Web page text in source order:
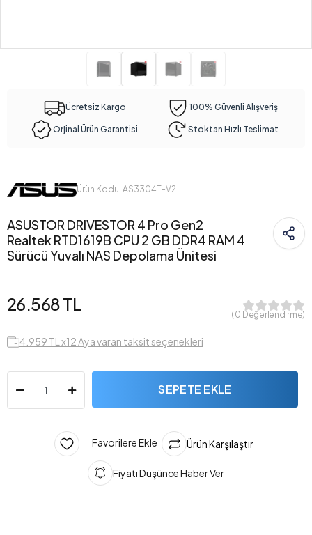
Ücretsiz Kargo 100% Güvenli Alışveriş
Orjinal Ürün Garantisi Stoktan Hızlı Teslimat
Ürün Kodu: AS3304T-V2
ASUSTOR DRIVESTOR 4 Pro Gen2
Realtek RTD1619B CPU 2 GB DDR4 RAM 4
Sürücü Yuvalı NAS Depolama Ünitesi
26.568 TL
( 0 Değerlendirme)
4.959 TL x12 Aya varan taksit seçenekleri
SEPETE EKLE
Favorilere Ekle Ürün Karşılaştır
Fiyatı Düşünce Haber Ver